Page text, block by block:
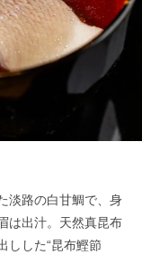
淡路の白甘鯛で、身
は出汁。天然真昆布
しした“昆布鰹節